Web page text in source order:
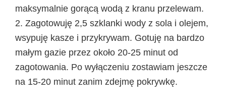
maksymalnie gorącą wodą z kranu przelewam.
2. Zagotowuję 2,5 szklanki wody z sola i olejem,
wsypuję kasze i przykrywam. Gotuję na bardzo
małym gazie przez około 20-25 minut od
zagotowania. Po wyłączeniu zostawiam jeszcze
na 15-20 minut zanim zdejmę pokrywkę.